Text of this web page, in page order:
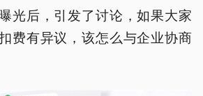
光后，引发了讨论，如果大家
费有异议，该怎么与企业协商